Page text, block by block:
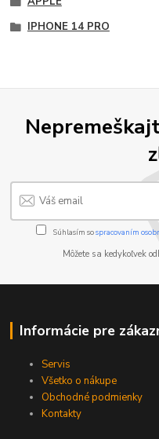
IPHONE 14 PRO
Súhlasím sospracovaním
Môžete sa kedykoľvek
Informácie pre
Servis
Všetko o nákupe
Obchodné podmienky
Kontakty